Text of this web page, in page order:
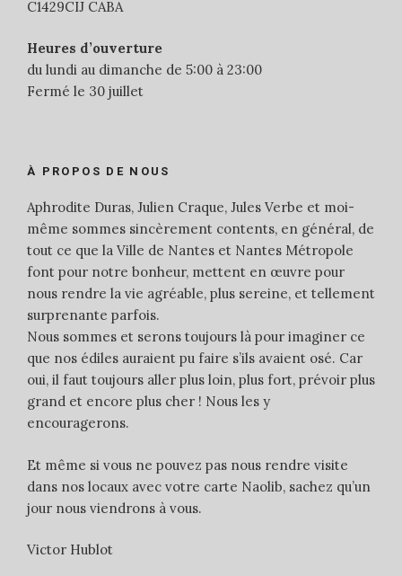
C1429CIJ CABA
Heures d’ouverture
du lundi au dimanche de 5:00 à 23:00
Fermé le 30 juillet
À PROPOS DE NOUS
Aphrodite Duras, Julien Craque, Jules Verbe et moi-
même sommes sincèrement contents, en général, de
tout ce que la Ville de Nantes et Nantes Métropole
font pour notre bonheur, mettent en œuvre pour
nous rendre la vie agréable, plus sereine, et tellement
surprenante parfois.
Nous sommes et serons toujours là pour imaginer ce
que nos édiles auraient pu faire s’ils avaient osé. Car
oui, il faut toujours aller plus loin, plus fort, prévoir plus
grand et encore plus cher ! Nous les y
encouragerons.
Et même si vous ne pouvez pas nous rendre visite
dans nos locaux avec votre carte Naolib, sachez qu’un
jour nous viendrons à vous.
Victor Hublot